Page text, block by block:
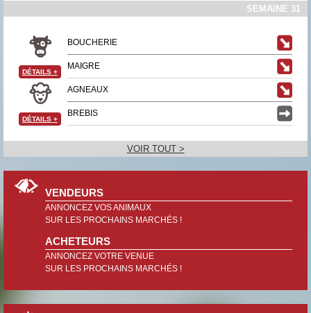
SEMAINE 31
BOUCHERIE
MAIGRE
DÉTAILS +
AGNEAUX
BREBIS
DÉTAILS +
VOIR TOUT >
VENDEURS
ANNONCEZ VOS ANIMAUX
SUR LES PROCHAINS MARCHÉS !
ACHETEURS
ANNONCEZ VOTRE VENUE
SUR LES PROCHAINS MARCHÉS !